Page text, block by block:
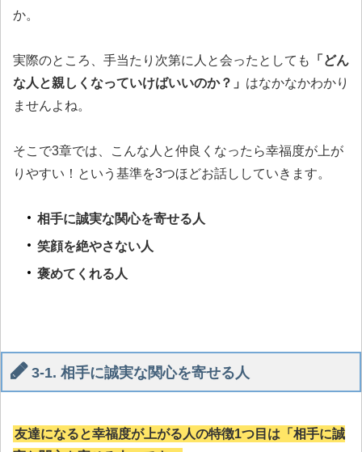
か。
実際のところ、手当たり次第に人と会ったとしても 「どん
な人と親しくなっていけばいいのか？」 はなかなかわかり
ませんよね。
そこで3章では、こんな人と仲良くなったら幸福度が上が
りやすい！という基準を3つほどお話ししていきます。
相手に誠実な関心を寄せる人
笑顔を絶やさない人
褒めてくれる人
3-1. 相手に誠実な関心を寄せる人
友達になると幸福度が上がる人の特徴1つ目は「相手に誠